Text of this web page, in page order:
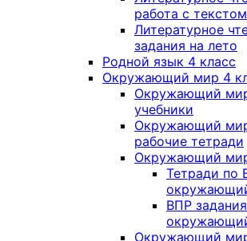
работа с текстом
Литературное
задания на лето
Родной язык 4 класс
Окружающий мир 4
Окружающий
учебники
Окружающий
рабочие тетради
Окружающий
Тетради по
ВПР
Окружающий